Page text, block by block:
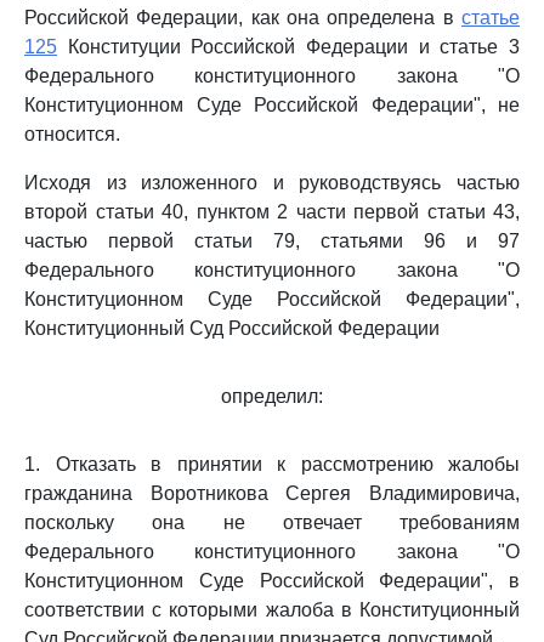
Российской Федерации, как она определена в статье
125 Конституции Российской Федерации и статье 3
Федерального конституционного закона "О
Конституционном Суде Российской Федерации", не
относится.
Исходя из изложенного и руководствуясь частью
второй статьи 40, пунктом 2 части первой статьи 43,
частью первой статьи 79, статьями 96 и 97
Федерального конституционного закона "О
Конституционном Суде Российской Федерации",
Конституционный Суд Российской Федерации
определил:
1. Отказать в принятии к рассмотрению жалобы
гражданина Воротникова Сергея Владимировича,
поскольку она не отвечает требованиям
Федерального конституционного закона "О
Конституционном Суде Российской Федерации", в
соответствии с которыми жалоба в Конституционный